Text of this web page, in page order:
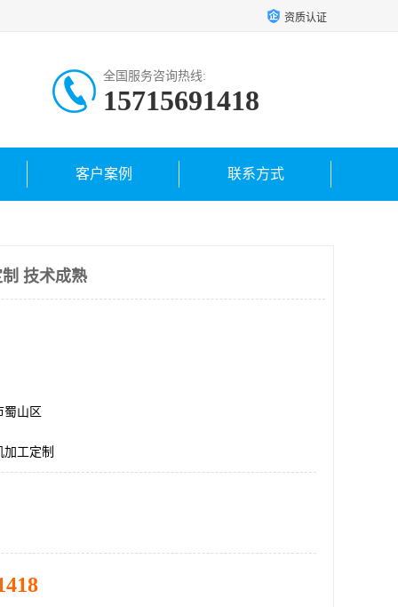
资质认证
全国服务咨询热线:
15715691418
客户案例 联系方式
技术成熟
蜀山区
工定制